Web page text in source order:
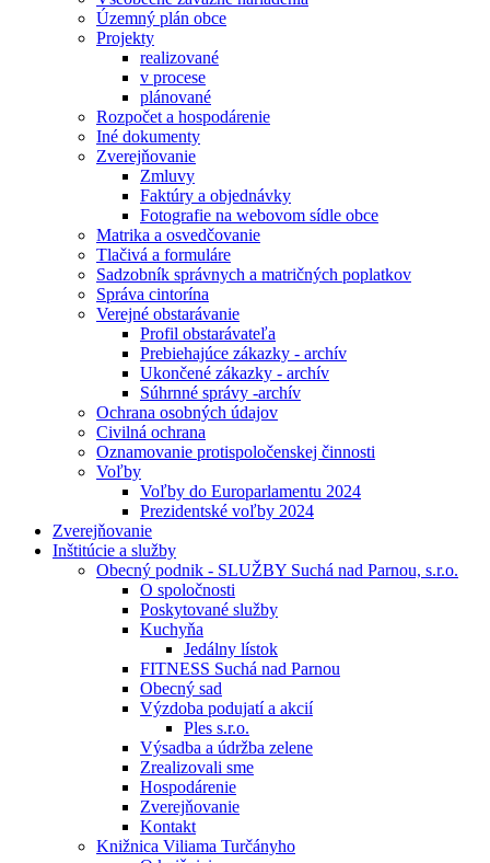
Územný plán obce
Projekty
realizované
v procese
plánované
Rozpočet a hospodárenie
Iné dokumenty
Zverejňovanie
Zmluvy
Faktúry a objednávky
Fotografie na webovom sídle obce
Matrika a osvedčovanie
Tlačivá a formuláre
Sadzobník správnych a matričných poplatkov
Správa cintorína
Verejné obstarávanie
Profil obstarávateľa
Prebiehajúce zákazky - archív
Ukončené zákazky - archív
Súhrnné správy -archív
Ochrana osobných údajov
Civilná ochrana
Oznamovanie protispoločenskej činnosti
Voľby
Voľby do Europarlamentu 2024
Prezidentské voľby 2024
Zverejňovanie
Inštitúcie a služby
Obecný podnik - SLUŽBY Suchá nad Parnou, s.r.o.
O spoločnosti
Poskytované služby
Kuchyňa
Jedálny lístok
FITNESS Suchá nad Parnou
Obecný sad
Výzdoba podujatí a akcií
Ples s.r.o.
Výsadba a údržba zelene
Zrealizovali sme
Hospodárenie
Zverejňovanie
Kontakt
Knižnica Viliama Turčányho